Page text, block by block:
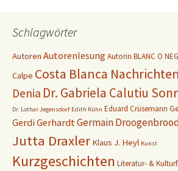
Schlagwörter
Autoren Autorenlesung Autorin BLANC O
Calpe Costa Blanca Nachrichten
Denia Dr. Gabriela Calutiu
Dr. Lothar Jegensdorf Edith Kühn Eduard Crüsemann
Gerdi Gerhardt Germain
Jutta Draxler Klaus J. Heyl Kunst
Kurzgeschichten Literatur- &